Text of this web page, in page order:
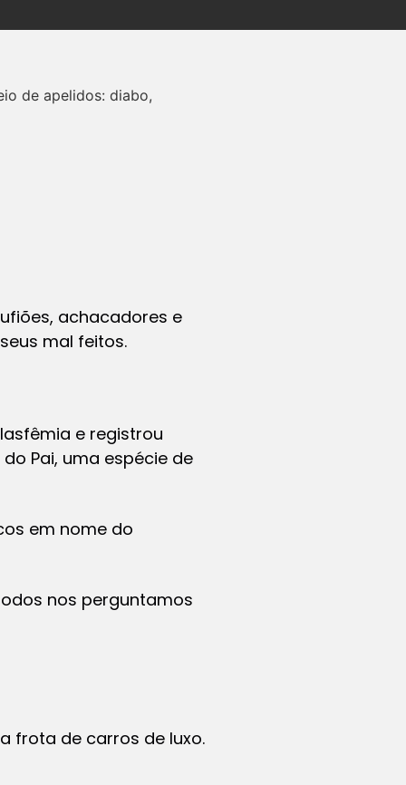
de apelidos: diabo,
achacadores e
mal feitos.
e registrou
Pai, uma espécie de
em nome do
nos perguntamos
frota de carros de luxo.